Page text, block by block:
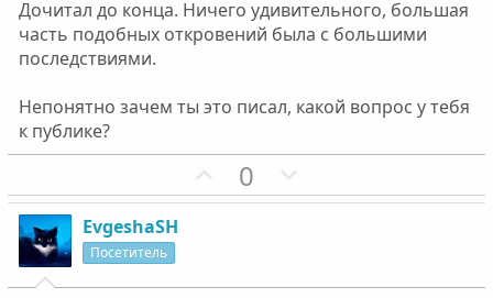
н
ы
г
л
с
н
ы
г
л
с
Дочитал до конца. Ничего удивительного, большая
часть подобных откровений была с большими
последствиями.
Непонятно зачем ты это писал, какой вопрос у тебя
к публике?
П
о
т
0
е
т
EvgeshaSH
Посетитель